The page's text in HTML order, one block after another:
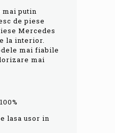
putin
de piese
Mercedes
la interior.
mai fiabile
mai
lasa usor in